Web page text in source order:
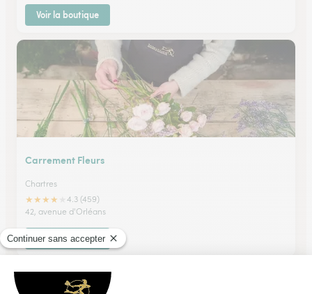
Voir la boutique
Carrement Fleurs
Chartres
★★★★
4.3 (459)
42, avenue d'Orléans
Voir la boutique